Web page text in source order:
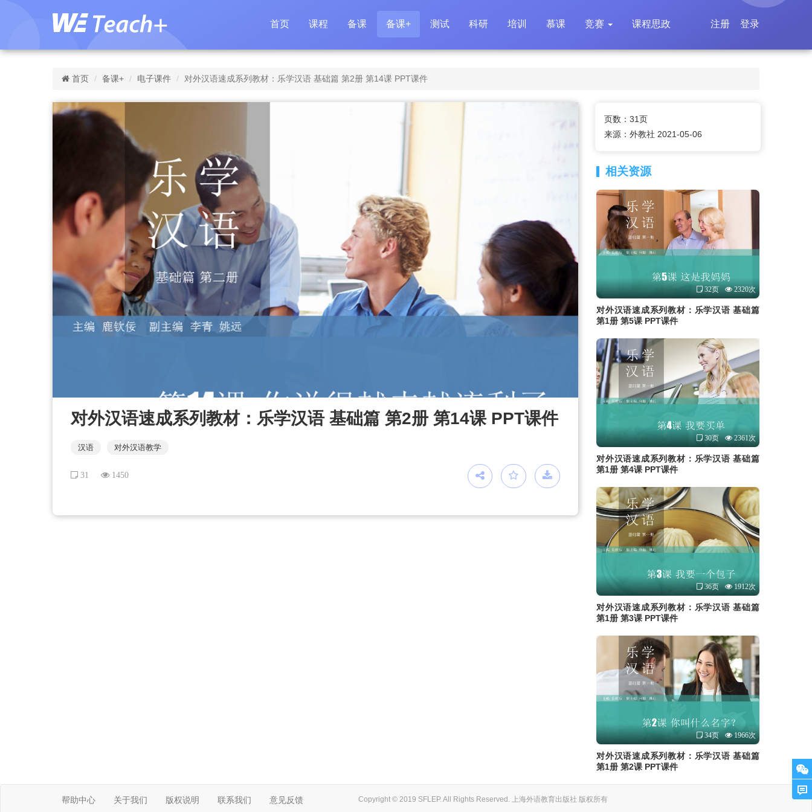
首页 课程 备课 备课+ 测试 科研 培训 慕课 竞赛 课程思政 登录
注册
首页 备课+ 电子课件 对外汉语速成系列教材：乐学汉语 基础篇 第2册 第14课 PPT课件
对外汉语速成系列教材：乐学汉语 基础篇 第2册 第14课 PPT课件
汉语 对外汉语教学
31 1450
页数：31页
来源：外教社 2021-05-06
相关资源
32页 2320次
对外汉语速成系列教材：乐学汉语 基础篇
第1册 第5课 PPT课件
30页 2361次
对外汉语速成系列教材：乐学汉语 基础篇
第1册 第4课 PPT课件
36页 1912次
对外汉语速成系列教材：乐学汉语 基础篇
第1册 第3课 PPT课件
34页 1966次
对外汉语速成系列教材：乐学汉语 基础篇
第1册 第2课 PPT课件
帮助中心 关于我们 版权说明 联系我们 意见反馈 Copyright © 2019 SFLEP. All Rights Reserved. 上海外语教育出版社 版权所有